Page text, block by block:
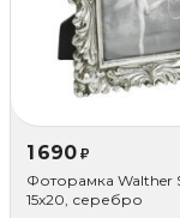
1 690 ₽
Фоторамка Walther
15x20, серебро